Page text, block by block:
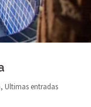
, Ultimas entradas